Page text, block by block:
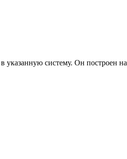
указанную систему. Он построен на